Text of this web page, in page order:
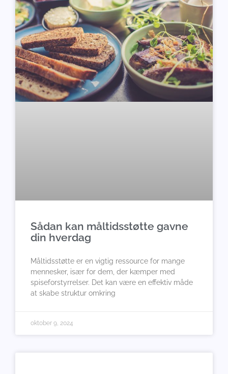
Sådan kan måltidsstøtte gavne
din hverdag
Måltidsstøtte er en vigtig ressource for mange
mennesker, især for dem, der kæmper med
spiseforstyrrelser. Det kan være en effektiv måde
at skabe struktur omkring
oktober 9, 2024